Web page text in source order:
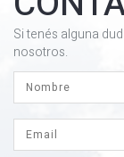
Si tenés alguna
nosotros.